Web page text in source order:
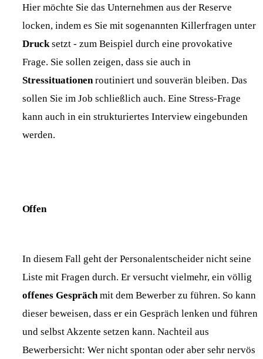
Hier möchte Sie das Unternehmen aus der Reserve
locken, indem es Sie mit sogenannten Killerfragen unter
Drucksetzt - zum Beispiel durch eine provokative
Frage. Sie sollen zeigen, dass sie auch in
Stressituationenroutiniert und souverän bleiben. Das
sollen Sie im Job schließlich auch. Eine Stress-Frage
kann auch in ein strukturiertes Interview eingebunden
werden.
Offen
In diesem Fall geht der Personalentscheider nicht seine
Liste mit Fragen durch. Er versucht vielmehr, ein völlig
offenes Gesprächmit dem Bewerber zu führen. So kann
dieser beweisen, dass er ein Gespräch lenken und führen
und selbst Akzente setzen kann. Nachteil aus
Bewerbersicht: Wer nicht spontan oder aber sehr nervös